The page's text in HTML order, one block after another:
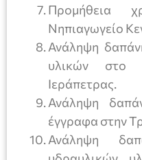
Προμήθεια
Νηπιαγωγείο
Ανάληψη
υλικών στο
Ιεράπετρας.
Ανάληψη
έγγραφα στην
Ανάληψη